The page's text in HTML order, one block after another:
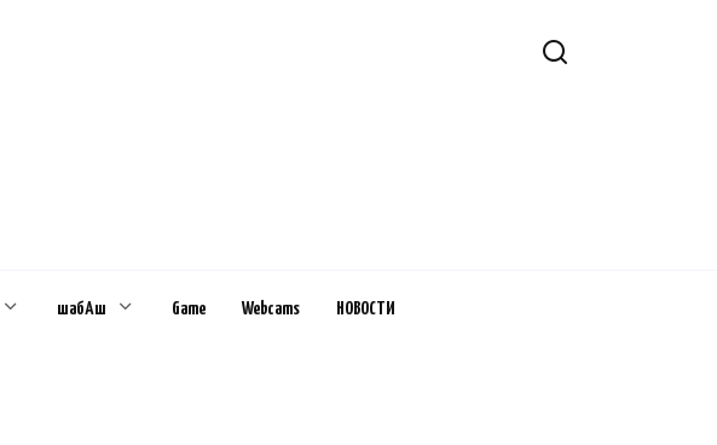
шабАш Game Webcams НОВОСТИ